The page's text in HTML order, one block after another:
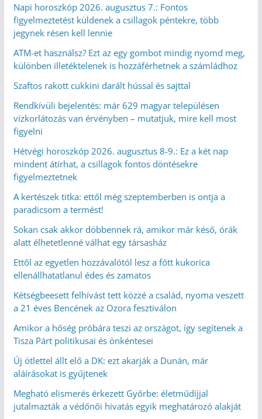
Napi horoszkóp 2026. augusztus 7.: Fontos
figyelmeztetést küldenek a csillagok péntekre, több
jegynek résen kell lennie
ATM-et használsz? Ezt az egy gombot mindig nyomd meg,
különben illetéktelenek is hozzáférhetnek a számládhoz
Szaftos rakott cukkini darált hússal és sajttal
Rendkívüli bejelentés: már 629 magyar településen
vízkorlátozás van érvényben – mutatjuk, mire kell most
figyelni
Hétvégi horoszkóp 2026. augusztus 8-9.: Ez a két nap
mindent átírhat, a csillagok fontos döntésekre
figyelmeztetnek
A kertészek titka: ettől még szeptemberben is ontja a
paradicsom a termést!
Sokan csak akkor döbbennek rá, amikor már késő, órák
alatt élhetetlenné válhat egy társasház
Ettől az egyetlen hozzávalótól lesz a főtt kukorica
ellenállhatatlanul édes és zamatos
Kétségbeesett felhívást tett közzé a család, nyoma veszett
a 21 éves Bencének az Ozora fesztiválon
Amikor a hőség próbára teszi az országot, így segítenek a
Tisza Párt politikusai és önkéntesei
Új ötlettel állt elő a DK: ezt akarják a Dunán, már
aláírásokat is gyűjtenek
Megható elismerés érkezett Győrbe: életműdíjjal
jutalmazták a védőnői hivatás egyik meghatározó alakját